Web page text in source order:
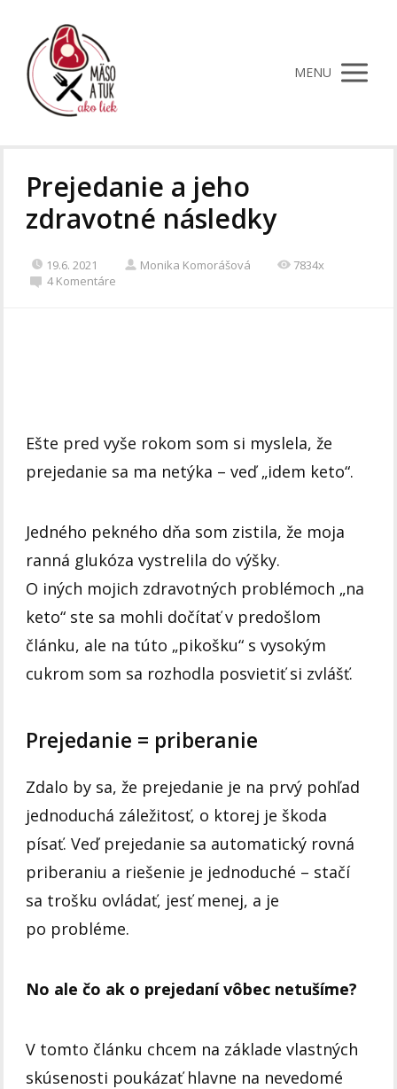
MENU
Prejedanie a jeho
zdravotné následky
19.6. 2021 Monika Komorášová
7834x
4 Komentáre
Ešte pred vyše rokom som si myslela, že
prejedanie sa ma netýka – veď „idem keto“.
Jedného pekného dňa som zistila, že moja
ranná glukóza vystrelila do výšky.
O iných mojich zdravotných problémoch „na
keto“ ste sa mohli dočítať v predošlom
článku, ale na túto „pikošku“ s vysokým
cukrom som sa rozhodla posvietiť si zvlášť.
Prejedanie = priberanie
Zdalo by sa, že prejedanie je na prvý pohľad
jednoduchá záležitosť, o ktorej je škoda
písať. Veď prejedanie sa automatický rovná
priberaniu a riešenie je jednoduché – stačí
sa trošku ovládať, jesť menej, a je
po probléme.
No ale čo ak o prejedaní vôbec netušíme?
V tomto článku chcem na základe vlastných
skúsenosti poukázať hlavne na nevedomé